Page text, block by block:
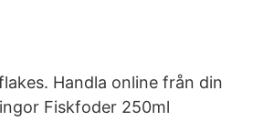
Handla online från din
Fiskfoder 250ml